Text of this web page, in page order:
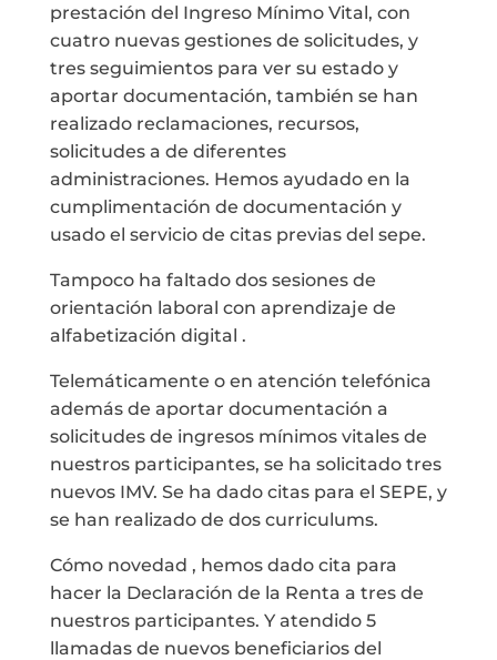
prestación del Ingreso Mínimo Vital, con
cuatro nuevas gestiones de solicitudes, y
tres seguimientos para ver su estado y
aportar documentación, también se han
realizado reclamaciones, recursos,
solicitudes a de diferentes
administraciones. Hemos ayudado en la
cumplimentación de documentación y
usado el servicio de citas previas del sepe.
Tampoco ha faltado dos sesiones de
orientación laboral con aprendizaje de
alfabetización digital .
Telemáticamente o en atención telefónica
además de aportar documentación a
solicitudes de ingresos mínimos vitales de
nuestros participantes, se ha solicitado tres
nuevos IMV. Se ha dado citas para el SEPE, y
se han realizado de dos curriculums.
Cómo novedad , hemos dado cita para
hacer la Declaración de la Renta a tres de
nuestros participantes. Y atendido 5
llamadas de nuevos beneficiarios del